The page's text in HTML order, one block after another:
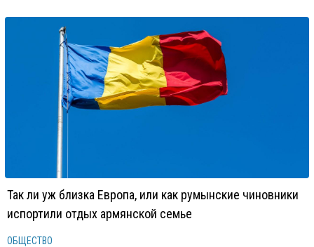
Так ли уж близка Европа, или как румынские чиновники
испортили отдых армянской семье
ОБЩЕСТВО